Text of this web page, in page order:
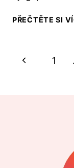
PŘEČTĚTE SI
Navigace
Předchozí
1